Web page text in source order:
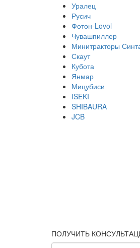
Уралец
Русич
Фотон-Lovol
Чувашпиллер
Минитракторы
Скаут
Кубота
Янмар
Мицубиси
ISEKI
SHIBAURA
JCB
ПОЛУЧИТЬ